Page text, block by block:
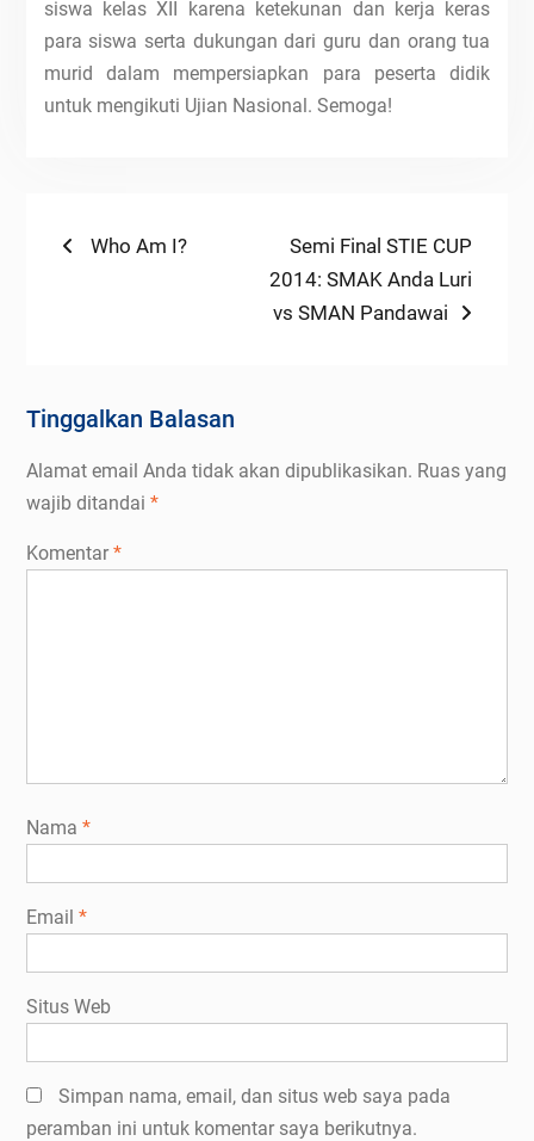
siswa kelas XII karena ketekunan dan kerja keras
para siswa serta dukungan dari guru dan orang tua
murid dalam mempersiapkan para peserta didik
untuk mengikuti Ujian Nasional. Semoga!
Navigasi
Previous
Who Am I?
Next
post:
Semi Final STIE CUP
2014: SMAK Anda Luri
vs SMAN Pandawai
Tinggalkan Balasan
Alamat email Anda tidak akan dipublikasikan. Ruas yang
wajib ditandai *
Komentar*
Nama *
Email *
Situs Web
Simpan nama, email, dan situs web saya pada
peramban ini untuk komentar saya berikutnya.